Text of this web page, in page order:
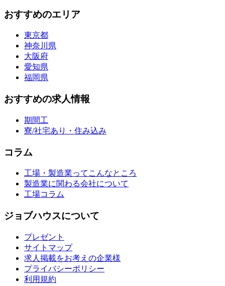
おすすめのエリア
東京都
神奈川県
大阪府
愛知県
福岡県
おすすめの求人情報
期間工
寮/社宅あり・住み込み
コラム
工場・製造業ってこんなところ
製造業に関わる会社について
工場コラム
ジョブハウスについて
プレゼント
サイトマップ
求人掲載をお考えの企業様
プライバシーポリシー
利用規約